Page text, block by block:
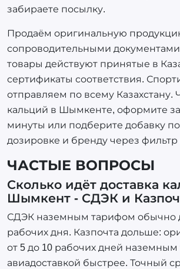
забираете посылку.
Продаём оригинальную
сопроводительными документами
товары действуют принятые в
сертификаты соответствия.
отправляем по всему Казахстану.
кальций в Шымкенте, оформите
минуты или подберите добавку
дозировке и бренду через фильтр
ЧАСТЫЕ ВОПРОСЫ
Сколько идёт доставка
Шымкент - СДЭК и
СДЭК наземным тарифом обычно
рабочих дня. Казпочта дольше:
от 5 до 10 рабочих дней наземным
авиадоставкой быстрее. Точный